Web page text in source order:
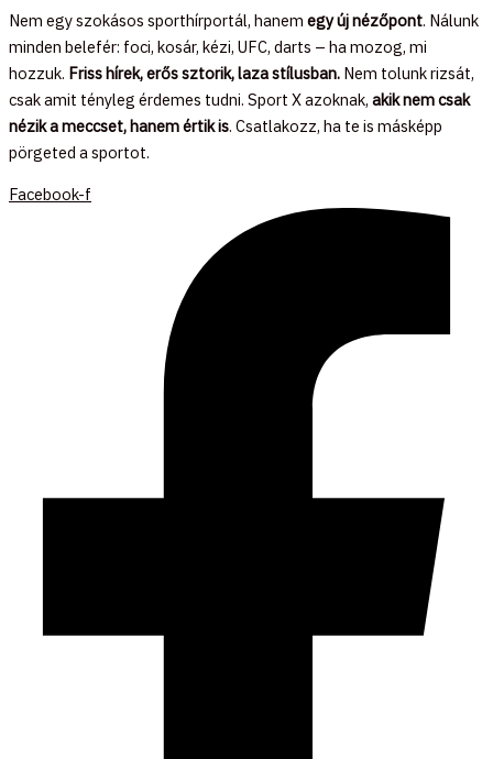
Nem egy szokásos sporthírportál, hanem egy új nézőpont. Nálunk
minden belefér: foci, kosár, kézi, UFC, darts – ha mozog, mi
hozzuk. Friss hírek, erős sztorik, laza stílusban. Nem tolunk rizsát,
csak amit tényleg érdemes tudni. Sport X azoknak, akik nem csak
nézik a meccset, hanem értik is. Csatlakozz, ha te is másképp
pörgeted a sportot.
Facebook-f